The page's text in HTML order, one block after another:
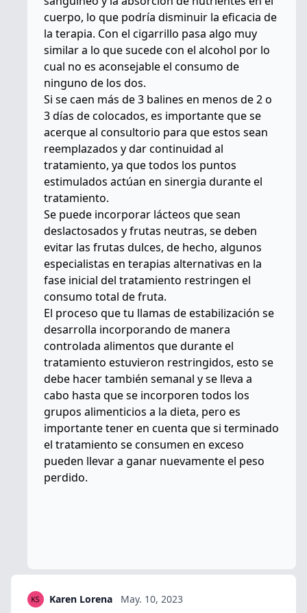
cuerpo, lo que podría disminuir la eficacia de
la terapia. Con el cigarrillo pasa algo muy
similar a lo que sucede con el alcohol por lo
cual no es aconsejable el consumo de
ninguno de los dos.
Si se caen más de 3 balines en menos de 2 o
3 días de colocados, es importante que se
acerque al consultorio para que estos sean
reemplazados y dar continuidad al
tratamiento, ya que todos los puntos
estimulados actúan en sinergia durante el
tratamiento.
Se puede incorporar lácteos que sean
deslactosados y frutas neutras, se deben
evitar las frutas dulces, de hecho, algunos
especialistas en terapias alternativas en la
fase inicial del tratamiento restringen el
consumo total de fruta.
El proceso que tu llamas de estabilización se
desarrolla incorporando de manera
controlada alimentos que durante el
tratamiento estuvieron restringidos, esto se
debe hacer también semanal y se lleva a
cabo hasta que se incorporen todos los
grupos alimenticios a la dieta, pero es
importante tener en cuenta que si terminado
el tratamiento se consumen en exceso
pueden llevar a ganar nuevamente el peso
perdido.
Karen Lorena May. 10, 2023